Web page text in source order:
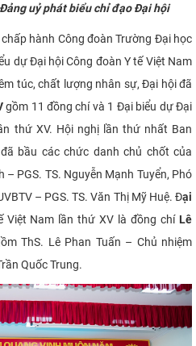
uỷ phát biểu chỉ đạo Đại hội
hành Công đoàn Trường Đại học
dự Đại hội Công đoàn Y tế Việt Nam
túc, chất lượng nhân sự, Đại hội đã
gồm 11 đồng chí và 1 Đại biểu dự Đại
thứ XV. Hội nghị lần thứ nhất Ban
bầu các chức danh chủ chốt của
PGS. TS. Nguyễn Mạnh Tuyển, Phó
– PGS. TS. Văn Thị Mỹ Huệ. Đại
Việt Nam lần thứ XV là đồng chí Lê
ThS. Lê Phan Tuấn – Chủ nhiệm
Quốc Trung.